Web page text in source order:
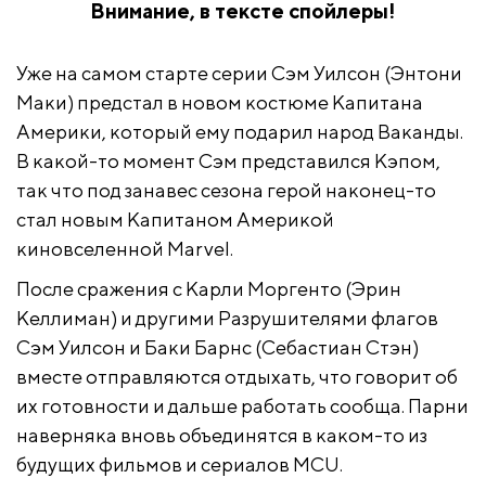
Внимание, в тексте спойлеры!
Уже на самом старте серии Сэм Уилсон (Энтони
Маки) предстал в новом костюме Капитана
Америки, который ему подарил народ Ваканды.
В какой-то момент Сэм представился Кэпом,
так что под занавес сезона герой наконец-то
стал новым Капитаном Америкой
киновселенной Marvel.
После сражения с Карли Моргенто (Эрин
Келлиман) и другими Разрушителями флагов
Сэм Уилсон и Баки Барнс (Себастиан Стэн)
вместе отправляются отдыхать, что говорит об
их готовности и дальше работать сообща. Парни
наверняка вновь объединятся в каком-то из
будущих фильмов и сериалов MCU.